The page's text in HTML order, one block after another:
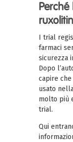
I trial
farmaci
sicurezza
Dopo
capire che
usato
molto più
trial.
Qui